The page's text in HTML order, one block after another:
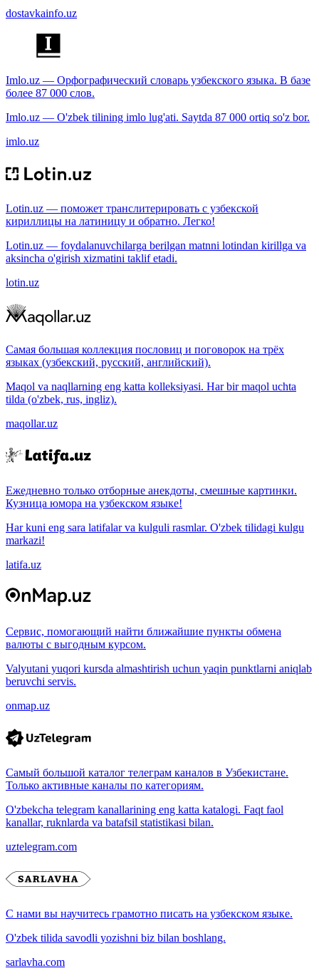
dostavkainfo.uz
Imlo.uz — Орфографический словарь узбекского языка. В базе
более 87 000 слов.
Imlo.uz — O'zbek tilining imlo lug'ati. Saytda 87 000 ortiq so'z bor.
imlo.uz
Lotin.uz — поможет транслитерировать с узбекской
кириллицы на латиницу и обратно. Легко!
Lotin.uz — foydalanuvchilarga berilgan matnni lotindan kirillga va
aksincha o'girish xizmatini taklif etadi.
lotin.uz
Самая большая коллекция пословиц и поговорок на трёх
языках (узбекский, русский, английский).
Maqol va naqllarning eng katta kolleksiyasi. Har bir maqol uchta
tilda (o'zbek, rus, ingliz).
maqollar.uz
Ежедневно только отборные анекдоты, смешные картинки.
Кузница юмора на узбекском языке!
Har kuni eng sara latifalar va kulguli rasmlar. O'zbek tilidagi kulgu
markazi!
latifa.uz
Сервис, помогающий найти ближайшие пункты обмена
валюты с выгодным курсом.
Valyutani yuqori kursda almashtirish uchun yaqin punktlarni aniqlab
beruvchi servis.
onmap.uz
Самый большой каталог телеграм каналов в Узбекистане.
Только активные каналы по категориям.
O'zbekcha telegram kanallarining eng katta katalogi. Faqt faol
kanallar, ruknlarda va batafsil statistikasi bilan.
uztelegram.com
С нами вы научитесь грамотно писать на узбекском языке.
O'zbek tilida savodli yozishni biz bilan boshlang.
sarlavha.com